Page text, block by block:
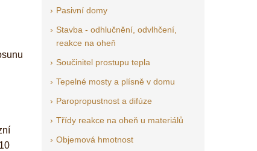
Pasivní domy
Stavba - odhlučnění, odvlhčení,
reakce na oheň
Součinitel prostupu tepla
Tepelné mosty a plísně v domu
Paropropustnost a difúze
Třídy reakce na oheň u materiálů
Objemová hmotnost